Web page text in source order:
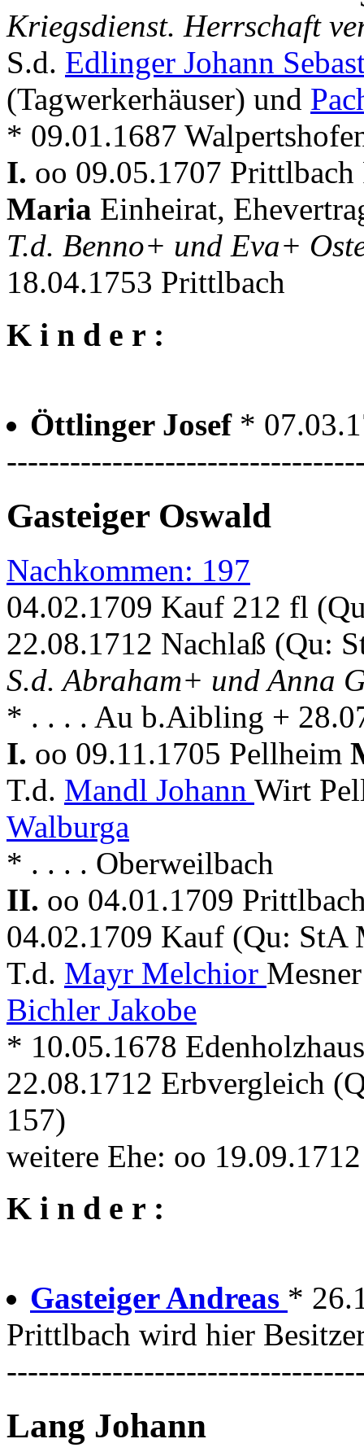
Kriegsdienst. Herrschaft
S.d. Edlinger Johann
(Tagwerkerhäuser) und
* 09.01.1687
I. oo 09.05.1707 Prittlbach
Maria Einheirat,
T.d. Benno+ und Eva+
18.04.1753 Prittlbach
K i n d e r :
Öttlinger Josef *
Gasteiger Oswald
Nachkommen: 197
04.02.1709 Kauf 212 fl
22.08.1712 Nachlaß (Qu:
S.d. Abraham+ und Anna
* . . . . Au b.Aibling +
I. oo 09.11.1705 Pellheim
T.d. Mandl Johann Wirt
Walburga
* . . . . Oberweilbach
II. oo 04.01.1709
04.02.1709 Kauf (Qu: StA
T.d. Mayr Melchior
Bichler Jakobe
* 10.05.1678
22.08.1712 Erbvergleich
157)
weitere Ehe: oo
K i n d e r :
Gasteiger Andreas *
Prittlbach wird hier
Lang Johann